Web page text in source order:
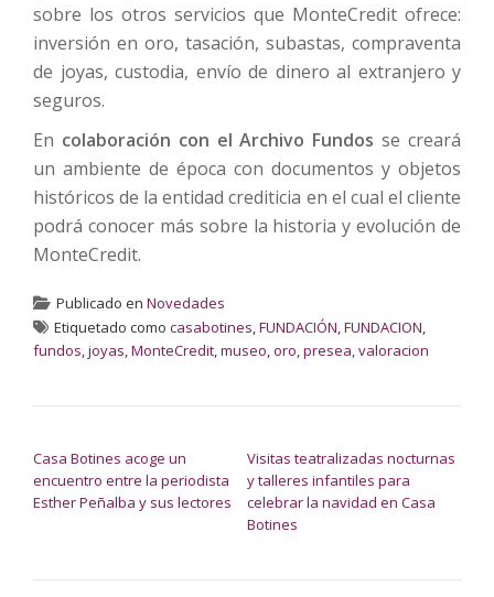
sobre los otros servicios que MonteCredit ofrece:
inversión en oro, tasación, subastas, compraventa
de joyas, custodia, envío de dinero al extranjero y
seguros.
En colaboración con el Archivo Fundos se creará
un ambiente de época con documentos y objetos
históricos de la entidad crediticia en el cual el cliente
podrá conocer más sobre la historia y evolución de
MonteCredit.
Publicado en Novedades
Etiquetado como casabotines,FUNDACIÓN,FUNDACION,
fundos,joyas,MonteCredit,museo,oro,presea,valoracion
Casa Botines acoge un
encuentro entre la periodista
Esther Peñalba y sus lectores
Visitas teatralizadas nocturnas
y talleres infantiles para
celebrar la navidad en Casa
Botines